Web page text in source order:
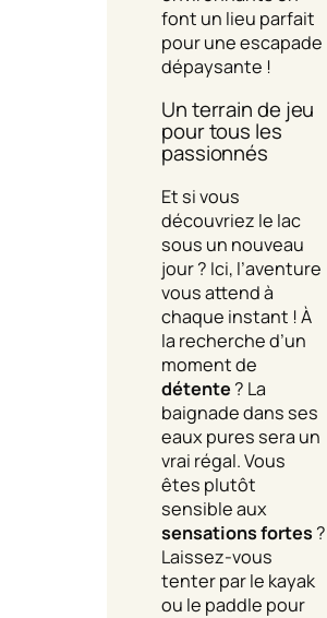
font un lieu parfait
pour une escapade
dépaysante !
Un terrain de jeu
pour tous les
passionnés
Et si vous
découvriez le lac
sous un nouveau
jour ? Ici, l’aventure
vous attend à
chaque instant ! À
la recherche d’un
moment de
détente ? La
baignade dans ses
eaux pures sera un
vrai régal. Vous
êtes plutôt
sensible aux
sensations fortes ?
Laissez-vous
tenter par le kayak
ou le paddle pour